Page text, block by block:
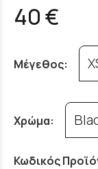
40 €
Μέγεθος:
Χρώμα:
Κωδικός